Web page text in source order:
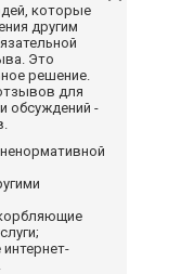
которые
другим
Это
решение.
для
обсуждений -